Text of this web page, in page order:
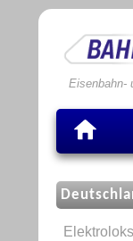
Eisenbahn-
Elektroloks